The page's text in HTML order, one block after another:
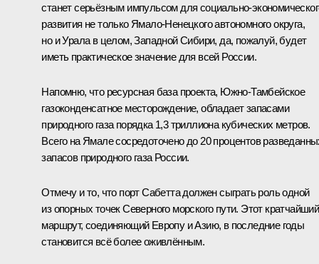
станет серьёзным импульсом для социально-
развития не только Ямало-Ненецкого автономного округа,
но и Урала в целом, Западной Сибири, да, пожалуй, будет
иметь практическое значение для всей России.
Напомню, что ресурсная база проекта, Южно-Тамбейское
газоконденсатное месторождение, обладает запасами
природного газа порядка 1,3 триллиона кубических метров.
Всего на Ямале сосредоточено до 20 процентов
запасов природного газа России.
Отмечу и то, что порт Сабетта должен сыграть роль одной
из опорных точек Северного морского пути. Этот кратчайший
маршрут, соединяющий Европу и Азию, в последние годы
становится всё более оживлённым.